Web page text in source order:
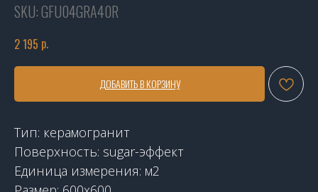
SKU:GFU04GRA40R
2 195 р.
ДОБАВИТЬ В КОРЗИНУ
Тип: керамогранит
Поверхность: sugar-эффект
Единица измерения: м2